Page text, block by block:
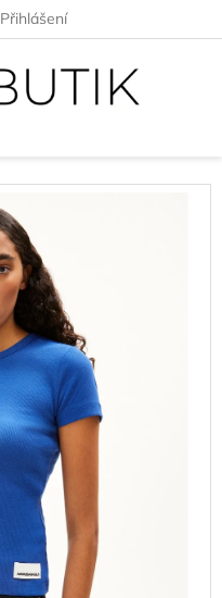
Přihlášení